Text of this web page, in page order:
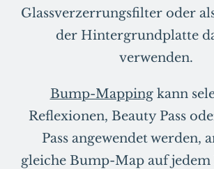
Glassverzerrungsfilter oder
der Hintergrundplatte
verwenden.
Bump-Mappingkann
Reflexionen, Beauty Pass
Pass angewendet werden,
gleiche Bump-Map auf jedem